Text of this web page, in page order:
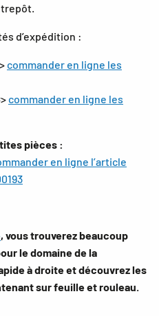
d’expédition :
commander en ligne les
commander en ligne les
pièces :
en ligne l’article
, vous trouverez beaucoup
le domaine de la
à droite et découvrez les
sur feuille et rouleau.